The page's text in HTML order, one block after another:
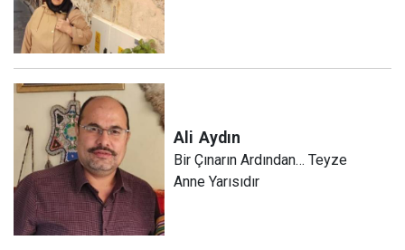
Ali Aydın
Bir Çınarın Ardından… Teyze
Anne Yarısıdır